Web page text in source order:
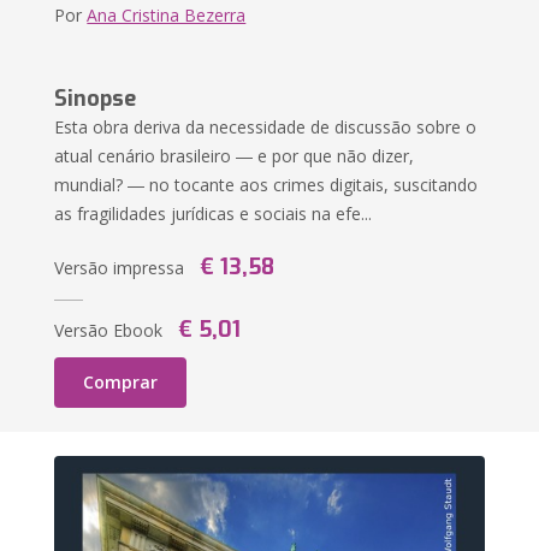
PorAna Cristina Bezerra
Sinopse
Esta obra deriva da necessidade de discussão sobre o
atual cenário brasileiro ― e por que não dizer,
mundial? ― no tocante aos crimes digitais, suscitando
as fragilidades jurídicas e sociais na efe...
Versão impressa € 13,58
Versão Ebook € 5,01
Comprar